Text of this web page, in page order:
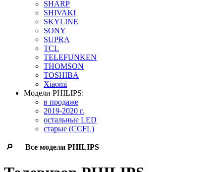
SHARP
SHIVAKI
SKYLINE
SONY
SUPRA
TCL
TELEFUNKEN
THOMSON
TOSHIBA
Xiaomi
Модели PHILIPS:
в продаже
2019-2020 г.
остальные LED
старые (CCFL)
🔎 Все модели PHILIPS